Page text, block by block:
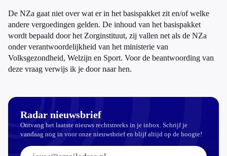
De NZa gaat niet over wat er in het basispakket zit en/of welke
andere vergoedingen gelden. De inhoud van het basispakket
wordt bepaald door het Zorginstituut, zij vallen net als de NZa
onder verantwoordelijkheid van het ministerie van
Volksgezondheid, Welzijn en Sport. Voor de beantwoording van
deze vraag verwijs ik je door naar hen.
Radar nieuwsbrief
Ontvang het laatste nieuws rechtstreeks in je inbox. Schrijf je
vandaag nog in voor onze nieuwsbrief en blijf altijd op de hoogte!
E-mailadres: